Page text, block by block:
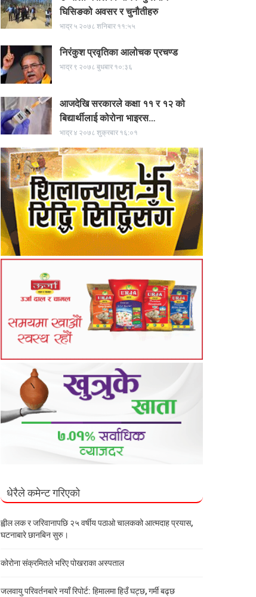
घिसिङको अवसर र चुनौतीहरु
भाद्र ५ २०७८ शनिबार ११:५५
निरंकुश प्रवृतिका आलोचक प्रचण्ड
भाद्र ९ २०७८ बुधबार १०:३६
आजदेखि सरकारले कक्षा ११ र १२ को
बिद्यार्थीलाई कोरोना भाइरस…
भाद्र ४ २०७८ शुक्रबार १६:०१
धेरैले कमेन्ट गरिएको
ह्वील लक र जरिवानापछि २५ वर्षीय पठाओ चालकको आत्मदाह प्रयास,
घटनाबारे छानबिन सुरु।
कोरोना संक्रमितले भरिए पोखराका अस्पताल
जलवायु परिवर्तनबारे नयाँ रिपोर्ट: हिमालमा हिउँ घट्छ, गर्मी बढ्छ